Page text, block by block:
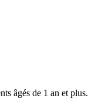
âgés de 1 an et plus.